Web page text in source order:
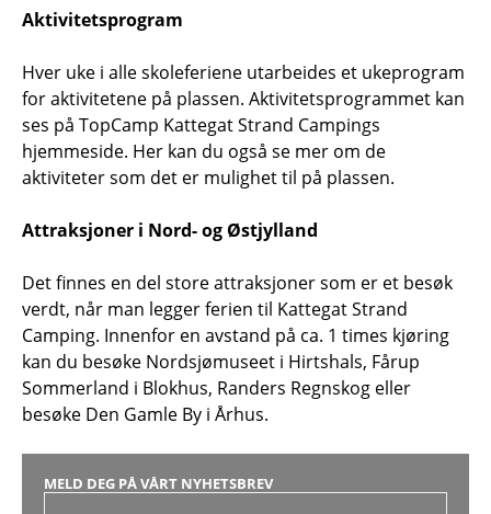
Aktivitetsprogram
Hver uke i alle skoleferiene utarbeides et ukeprogram
for aktivitetene på plassen. Aktivitetsprogrammet kan
ses på TopCamp Kattegat Strand Campings
hjemmeside. Her kan du også se mer om de
aktiviteter som det er mulighet til på plassen.
Attraksjoner i Nord- og Østjylland
Det finnes en del store attraksjoner som er et besøk
verdt, når man legger ferien til Kattegat Strand
Camping. Innenfor en avstand på ca. 1 times kjøring
kan du besøke Nordsjømuseet i Hirtshals, Fårup
Sommerland i Blokhus, Randers Regnskog eller
besøke Den Gamle By i Århus.
MELD DEG PÅ VÅRT NYHETSBREV